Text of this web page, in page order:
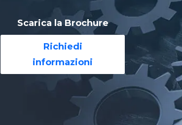
Scarica la Brochure
Richiedi
informazioni